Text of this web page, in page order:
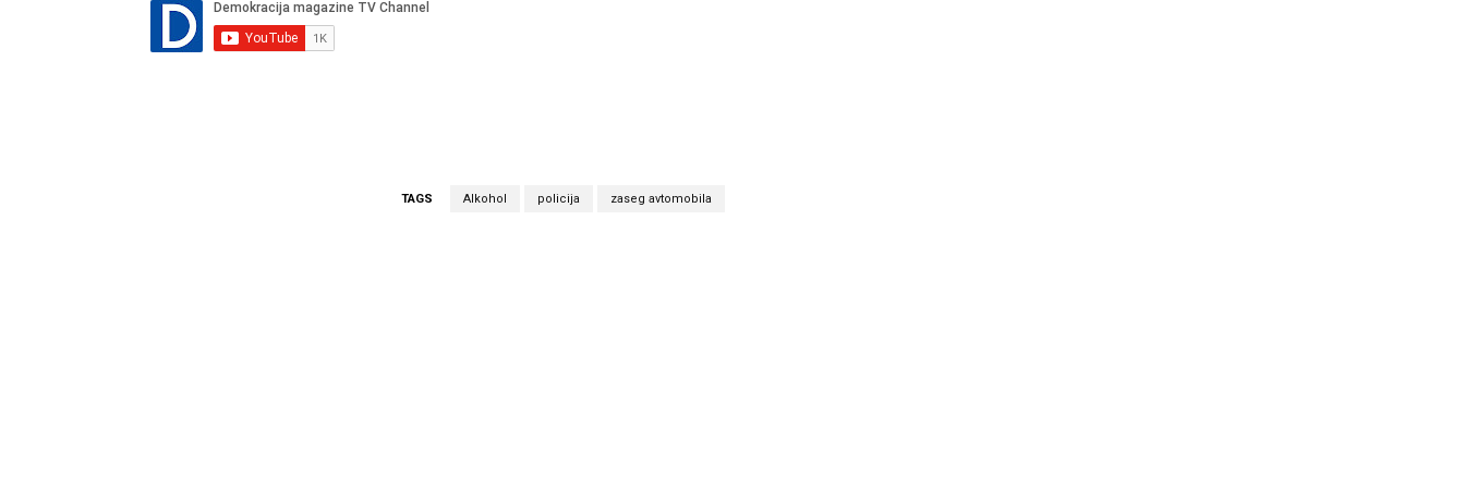
TAGS Alkohol policija zaseg avtomobila